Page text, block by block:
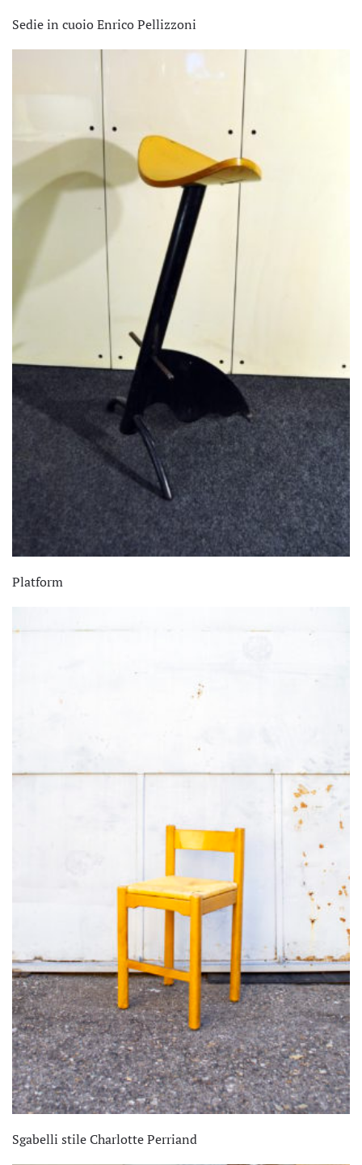
Sedie in cuoio Enrico Pellizzoni
Platform
Sgabelli stile Charlotte Perriand